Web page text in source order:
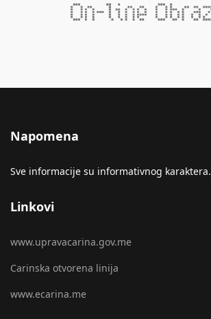
Napomena
Sve informacije su informativnog karaktera.
Linkovi
www.upravacarina.gov.me
Carinska otvorena linija
www.ecarina.me